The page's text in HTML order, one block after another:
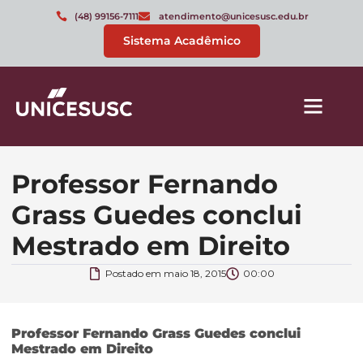
(48) 99156-7111 atendimento@unicesusc.edu.br
Sistema Acadêmico
Professor Fernando
Grass Guedes conclui
Mestrado em Direito
Postado em maio 18, 2015 00:00
Professor Fernando Grass Guedes conclui
Mestrado em Direito